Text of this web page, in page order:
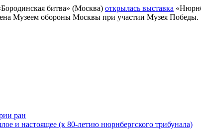
битва» (Москва) открылась выставка
Музеем обороны Москвы при участии Музея Победы.
ран
и настоящее (к 80-летию нюрнбергского трибунала)